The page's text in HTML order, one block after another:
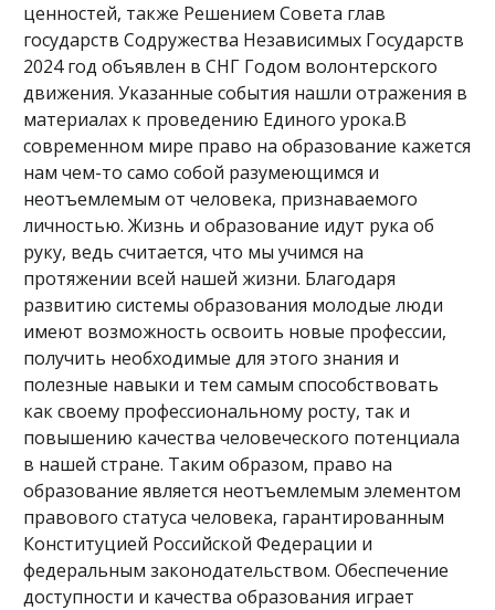
ценностей, также Решением Совета глав
государств Содружества Независимых Государств
2024 год объявлен в СНГ Годом волонтерского
движения. Указанные события нашли отражения в
материалах к проведению Единого урока.В
современном мире право на образование кажется
нам чем-то само собой разумеющимся и
неотъемлемым от человека, признаваемого
личностью. Жизнь и образование идут рука об
руку, ведь считается, что мы учимся на
протяжении всей нашей жизни. Благодаря
развитию системы образования молодые люди
имеют возможность освоить новые профессии,
получить необходимые для этого знания и
полезные навыки и тем самым способствовать
как своему профессиональному росту, так и
повышению качества человеческого потенциала
в нашей стране. Таким образом, право на
образование является неотъемлемым элементом
правового статуса человека, гарантированным
Конституцией Российской Федерации и
федеральным законодательством. Обеспечение
доступности и качества образования играет